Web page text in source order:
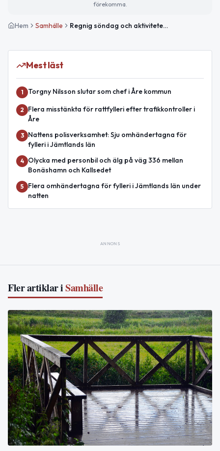
förekomma.
Hem Samhälle Regnig söndag och aktiviteter för barn i Åre
Mest läst
1 Torgny Nilsson slutar som chef i Åre kommun
2
Flera misstänkta för rattfylleri efter trafikkontroller i
Åre
3
Nattens polisverksamhet: Sju omhändertagna för
fylleri i Jämtlands län
4
Olycka med personbil och älg på väg 336 mellan
Bonäshamn och Kallsedet
5
Flera omhändertagna för fylleri i Jämtlands län under
natten
ANNONS
Fler artiklar iSamhälle